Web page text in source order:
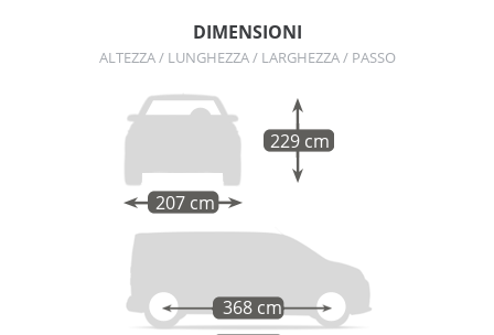
DIMENSIONI
ALTEZZA / LUNGHEZZA / LARGHEZZA / PASSO
207 cm
229 cm
368 cm